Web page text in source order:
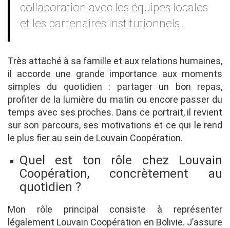
collaboration avec les équipes locales
et les partenaires institutionnels.
Très attaché à sa famille et aux relations humaines,
il accorde une grande importance aux moments
simples du quotidien : partager un bon repas,
profiter de la lumière du matin ou encore passer du
temps avec ses proches. Dans ce portrait, il revient
sur son parcours, ses motivations et ce qui le rend
le plus fier au sein de Louvain Coopération.
Quel est ton rôle chez Louvain
Coopération, concrètement au
quotidien ?
Mon rôle principal consiste à représenter
légalement Louvain Coopération en Bolivie. J’assure